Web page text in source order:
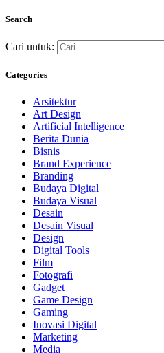
Search
Cari untuk:
Categories
Arsitektur
Art Design
Artificial Intelligence
Berita Dunia
Bisnis
Brand Experience
Branding
Budaya Digital
Budaya Visual
Desain
Desain Visual
Design
Digital Tools
Film
Fotografi
Gadget
Game Design
Gaming
Inovasi Digital
Marketing
Media